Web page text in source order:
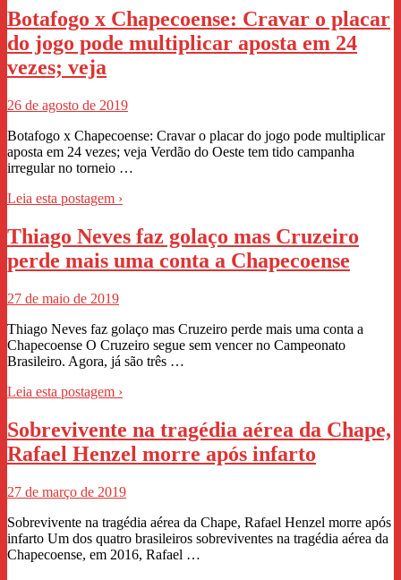
Botafogo x Chapecoense: Cravar o placar
do jogo pode multiplicar aposta em 24
vezes; veja
26 de agosto de 2019
Botafogo x Chapecoense: Cravar o placar do jogo pode multiplicar
aposta em 24 vezes; veja Verdão do Oeste tem tido campanha
irregular no torneio …
Leia esta postagem ›
Thiago Neves faz golaço mas Cruzeiro
perde mais uma conta a Chapecoense
27 de maio de 2019
Thiago Neves faz golaço mas Cruzeiro perde mais uma conta a
Chapecoense O Cruzeiro segue sem vencer no Campeonato
Brasileiro. Agora, já são três …
Leia esta postagem ›
Sobrevivente na tragédia aérea da Chape,
Rafael Henzel morre após infarto
27 de março de 2019
Sobrevivente na tragédia aérea da Chape, Rafael Henzel morre após
infarto Um dos quatro brasileiros sobreviventes na tragédia aérea da
Chapecoense, em 2016, Rafael …